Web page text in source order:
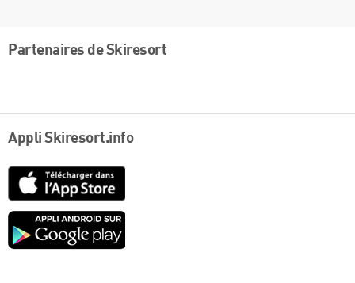
Partenaires de Skiresort
Appli Skiresort.info
Google